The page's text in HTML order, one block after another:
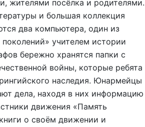
жителями посёлка и родителями.
и большая коллекция
два компьютера, один из
учителем истории
бережно хранятся папки с
войны, которые ребята
наследия. Юнармейцы
дела, находя в них информацию
движения «Память
о своём движении и